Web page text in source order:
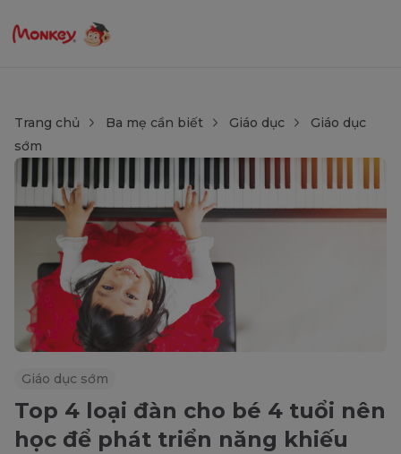
Trang chủ Ba mẹ cần biết Giáo dục
Giáo dục
sớm
Giáo dục sớm
Top 4 loại đàn cho bé 4 tuổi nên
học để phát triển năng khiếu